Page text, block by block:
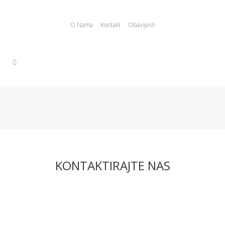
O Nama Kontakt Obavijesti
KONTAKTIRAJTE NAS